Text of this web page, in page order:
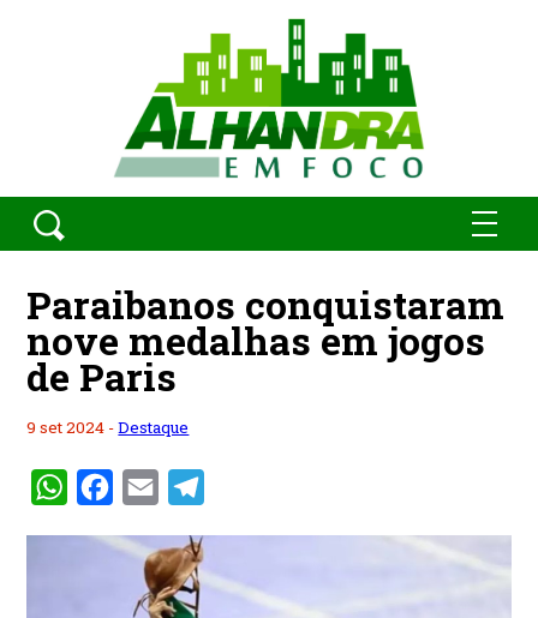
Paraibanos conquistaram
nove medalhas em jogos
de Paris
9 set 2024 -Destaque
WhatsAppFacebook
Email